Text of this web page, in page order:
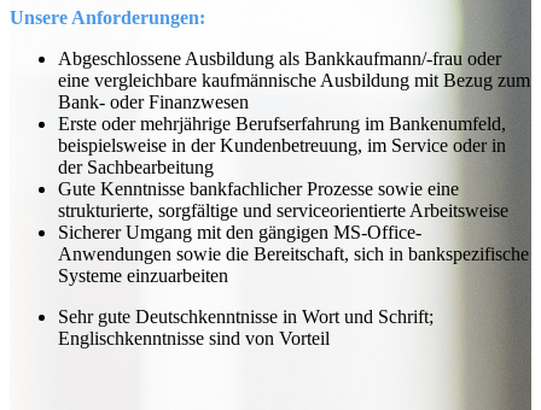
Unsere Anforderungen:
Abgeschlossene Ausbildung als Bankkaufmann/-frau oder
eine vergleichbare kaufmännische Ausbildung mit Bezug zum
Bank- oder Finanzwesen
Erste oder mehrjährige Berufserfahrung im Bankenumfeld,
beispielsweise in der Kundenbetreuung, im Service oder in
der Sachbearbeitung
Gute Kenntnisse bankfachlicher Prozesse sowie eine
strukturierte, sorgfältige und serviceorientierte Arbeitsweise
Sicherer Umgang mit den gängigen MS-Office-
Anwendungen sowie die Bereitschaft, sich in bankspezifische
Systeme einzuarbeiten
Sehr gute Deutschkenntnisse in Wort und Schrift;
Englischkenntnisse sind von Vorteil